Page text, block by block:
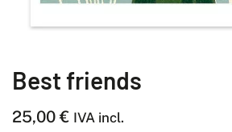
Best friends
25,00€ IVA incl.